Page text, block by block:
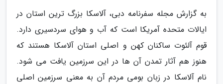
به گزارش مجله سفرنامه دبی، آلاسکا بزرگ ترین استان در
ایالات متحده آمریکا است که آب و هوای سردسیری دارد.
قوم آلئوت ساکنان کهن و اصلی استان آلاسکا هستند که
هنوز هم آثار تمدن آن ها در این سرزمین یافت می شود.
نام آلاسکا در زبان بومی مردم آن به معنی سرزمین اصلی